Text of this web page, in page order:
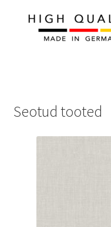
Seotud tooted